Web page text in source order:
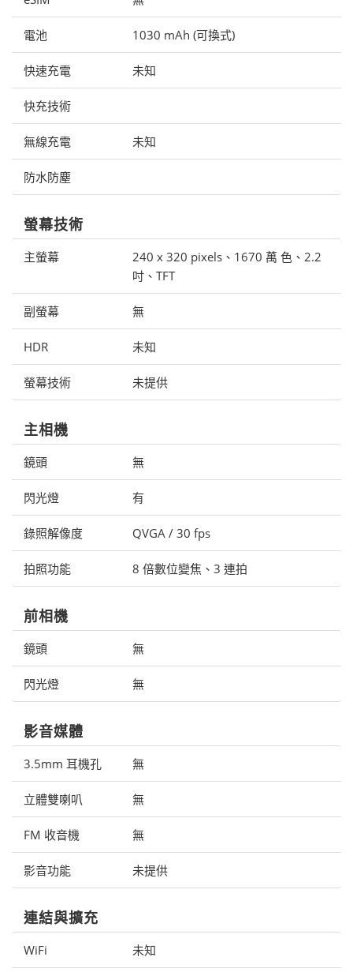
電池 1030 mAh (可換式)
快速充電 未知
快充技術
無線充電 未知
防水防塵
螢幕技術
主螢幕
240 x 320 pixels、1670 萬 色、2.2
吋、TFT
副螢幕 無
HDR 未知
螢幕技術 未提供
主相機
鏡頭 無
閃光燈 有
錄照解像度 QVGA / 30 fps
拍照功能 8 倍數位變焦、3 連拍
前相機
鏡頭 無
閃光燈 無
影音媒體
3.5mm 耳機孔 無
立體雙喇叭 無
FM 收音機 無
影音功能 未提供
連結與擴充
WiFi 未知